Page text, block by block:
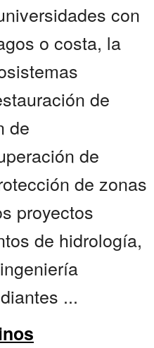
con
o costa, la
de
de
de
de zonas
proyectos
de hidrología,
...